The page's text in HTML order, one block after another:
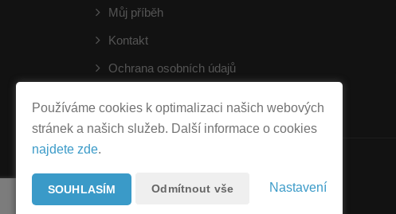
Můj příběh
Kontakt
Ochrana osobních údajů
Používáme cookies k optimalizaci našich webových
stránek a našich služeb. Další informace o cookies
najdete zde.
SOUHLASÍM Odmítnout vše Nastavení